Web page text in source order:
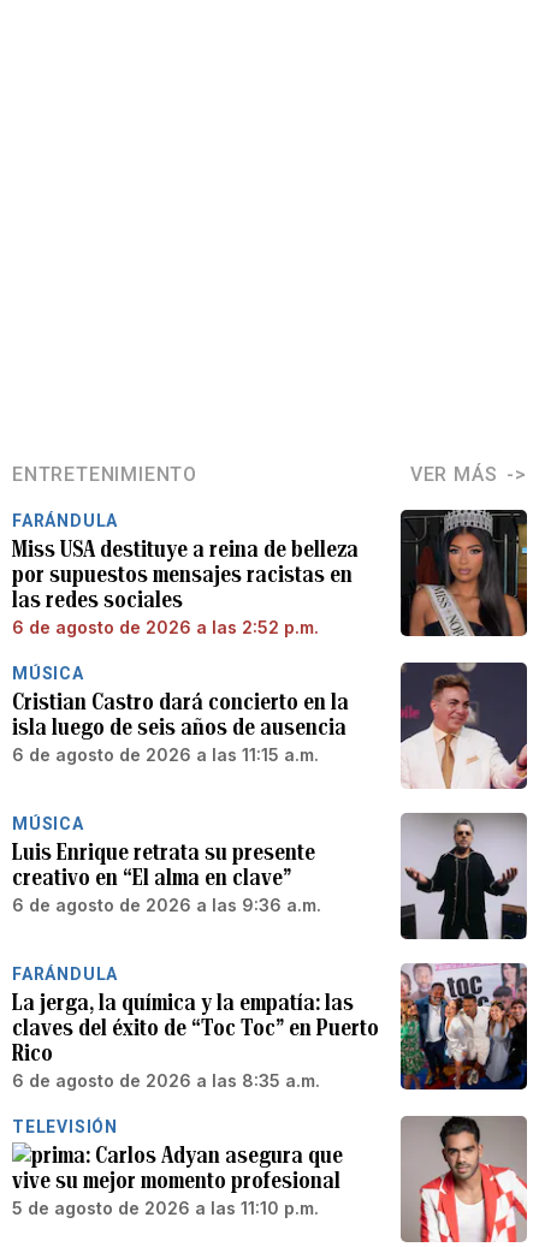
ENTRETENIMIENTO VER MÁS
FARÁNDULA
Miss USA destituye a reina de belleza
por supuestos mensajes racistas en
las redes sociales
6 de agosto de 2026 a las 2:52 p.m.
MÚSICA
Cristian Castro dará concierto en la
isla luego de seis años de ausencia
6 de agosto de 2026 a las 11:15 a.m.
MÚSICA
Luis Enrique retrata su presente
creativo en “El alma en clave”
6 de agosto de 2026 a las 9:36 a.m.
FARÁNDULA
La jerga, la química y la empatía: las
claves del éxito de “Toc Toc” en Puerto
Rico
6 de agosto de 2026 a las 8:35 a.m.
TELEVISIÓN
Carlos Adyan asegura que
vive su mejor momento profesional
5 de agosto de 2026 a las 11:10 p.m.